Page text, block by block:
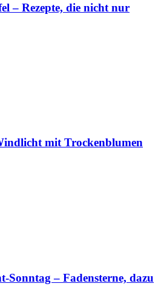
– Rezepte, die nicht nur
mit Trockenblumen
Sonntag – Fadensterne, dazu